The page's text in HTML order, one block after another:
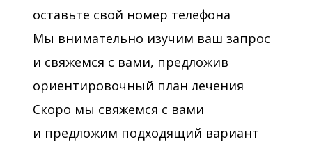
оставьте свой номер телефона
Мы внимательно изучим ваш запрос
и свяжемся с вами, предложив
ориентировочный план лечения
Скоро мы свяжемся с вами
и предложим подходящий вариант